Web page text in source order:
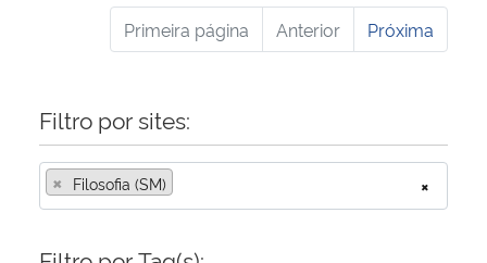
Primeira página Anterior Próxima
Filtro por sites:
×
× Filosofia (SM)